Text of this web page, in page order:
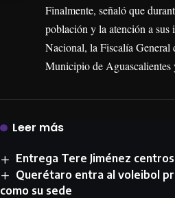
Finalmente, señaló que
población y la atención a sus
Nacional, la Fiscalía General
Municipio de Aguascalientes
Leer más
Entrega Tere Jiménez
Querétaro entra al voleibol
como su sede